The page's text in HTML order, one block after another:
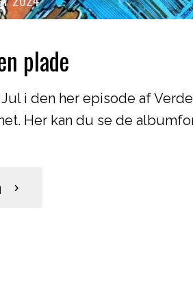
plade
i den her episode af
Her kan du se de
"Stik